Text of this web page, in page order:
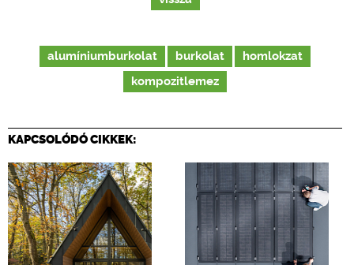
alumíniumburkolat burkolat
homlokzat
kompozitlemez
KAPCSOLÓDÓ CIKKEK: